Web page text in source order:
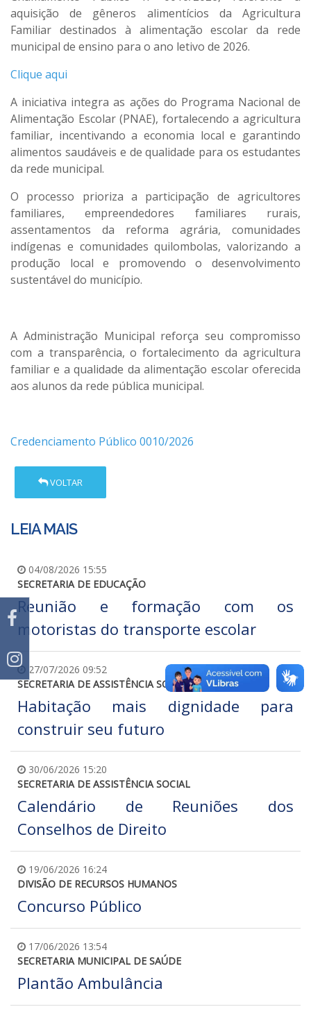
aquisição de gêneros alimentícios da Agricultura
Familiar destinados à alimentação escolar da rede
municipal de ensino para o ano letivo de 2026.
Clique aqui
A iniciativa integra as ações do Programa Nacional de
Alimentação Escolar (PNAE), fortalecendo a agricultura
familiar, incentivando a economia local e garantindo
alimentos saudáveis e de qualidade para os estudantes
da rede municipal.
O processo prioriza a participação de agricultores
familiares, empreendedores familiares rurais,
assentamentos da reforma agrária, comunidades
indígenas e comunidades quilombolas, valorizando a
produção local e promovendo o desenvolvimento
sustentável do município.
A Administração Municipal reforça seu compromisso
com a transparência, o fortalecimento da agricultura
familiar e a qualidade da alimentação escolar oferecida
aos alunos da rede pública municipal.
Credenciamento Público 0010/2026
VOLTAR
LEIA MAIS
04/08/2026 15:55
SECRETARIA DE EDUCAÇÃO
Reunião e formação com os
motoristas do transporte escolar
27/07/2026 09:52
SECRETARIA DE ASSISTÊNCIA SOCIAL
Habitação mais dignidade para
construir seu futuro
30/06/2026 15:20
SECRETARIA DE ASSISTÊNCIA SOCIAL
Calendário de Reuniões dos
Conselhos de Direito
19/06/2026 16:24
DIVISÃO DE RECURSOS HUMANOS
Concurso Público
17/06/2026 13:54
SECRETARIA MUNICIPAL DE SAÚDE
Plantão Ambulância